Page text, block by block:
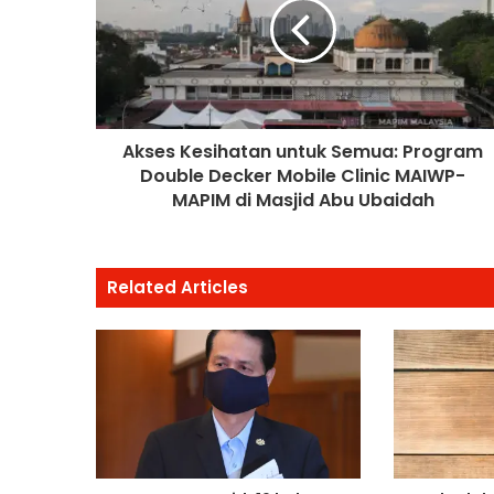
Akses Kesihatan untuk Semua: Program
Double Decker Mobile Clinic MAIWP-
MAPIM di Masjid Abu Ubaidah
Related Articles